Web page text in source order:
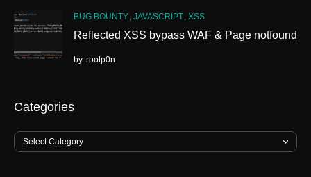
BUG BOUNTY JAVASCRIPT XSS
Reflected XSS bypass WAF & Page notfound
by rootp0n
Categories